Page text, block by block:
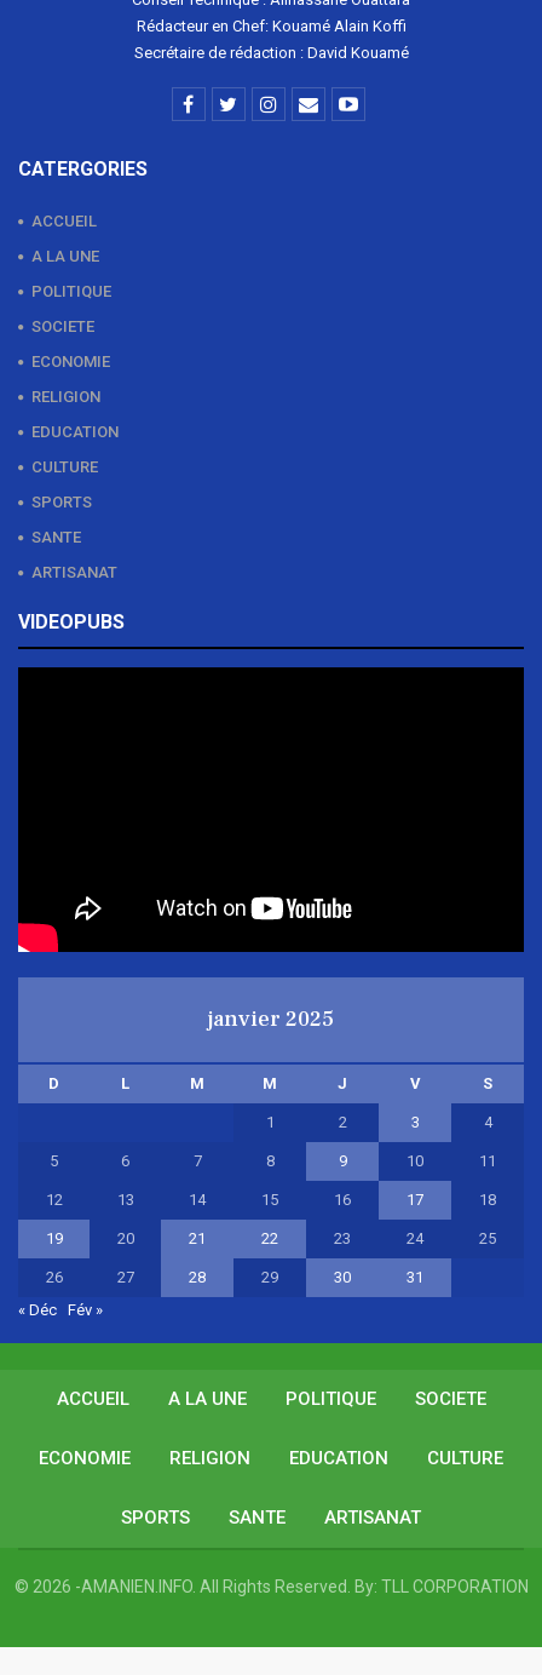
Rédacteur en Chef: Kouamé Alain Koffi
Secrétaire de rédaction : David Kouamé
CATERGORIES
ACCUEIL
A LA UNE
POLITIQUE
SOCIETE
ECONOMIE
RELIGION
EDUCATION
CULTURE
SPORTS
SANTE
ARTISANAT
VIDEOPUBS
janvier 2025
D L M M J V S
1 2 3 4
5 6 7 8 9 10 11
12 13 14 15 16 17 18
19 20 21 22 23 24 25
26 27 28 29 30
31
« Déc Fév »
ACCUEIL A LA UNE POLITIQUE SOCIETE
ECONOMIE RELIGION EDUCATION CULTURE
SPORTS SANTE ARTISANAT
© 2026 -AMANIEN.INFO. All Rights Reserved. By: TLL CORPORATION